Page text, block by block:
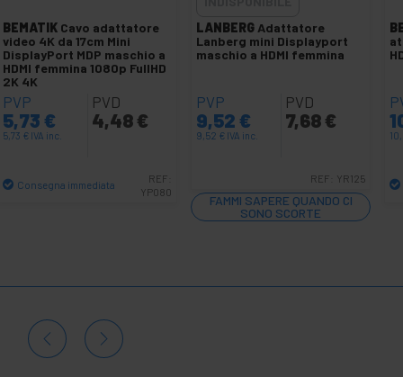
BEMATIK Cavo adattatore
video 4K da 17cm Mini
DisplayPort MDP maschio a
HDMI femmina 1080p FullHD
2K 4K
PVP
5,73 €
5,73 € IVA inc.
PVD
4,48 €
Consegna immediata
REF:
YP080
LANBERG Adattatore
Lanberg mini Displayport
maschio a HDMI femmina
PVP
9,52 €
9,52 € IVA inc.
PVD
7,68 €
REF: YR125
FAMMI SAPERE QUANDO CI
SONO SCORTE